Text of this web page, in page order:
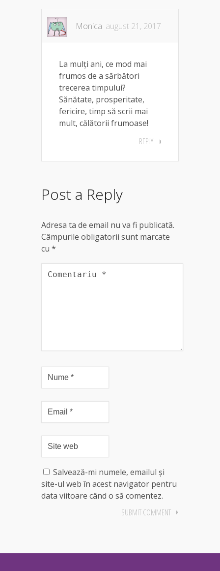
Monica august 21, 2017
La mulți ani, ce mod mai
frumos de a sărbători
trecerea timpului?
Sănătate, prosperitate,
fericire, timp să scrii mai
mult, călătorii frumoase!
REPLY
Post a Reply
Adresa ta de email nu va fi publicată.
Câmpurile obligatorii sunt marcate
cu *
Salvează-mi numele, emailul și
site-ul web în acest navigator pentru
data viitoare când o să comentez.